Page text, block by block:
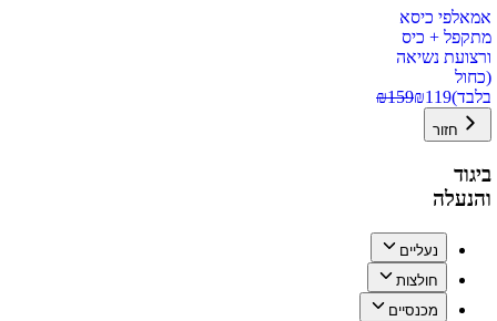
אמאלפי כיסא
מתקפל + כיס
ורצועת נשיאה
(כחול
בלבד)
₪119
₪159
חזור
ביגוד
והנעלה
נעליים
חולצות
מכנסיים